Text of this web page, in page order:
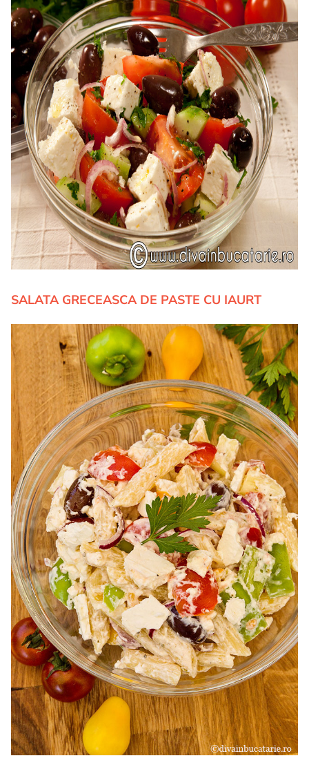
SALATA GRECEASCA DE PASTE CU IAURT